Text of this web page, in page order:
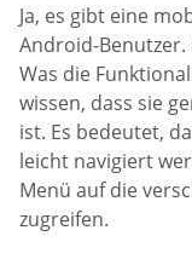
Ja, es gibt eine
Android-Benutzer.
Was die
wissen, dass sie
ist. Es bedeutet,
leicht navigiert
Menü auf die
zugreifen.